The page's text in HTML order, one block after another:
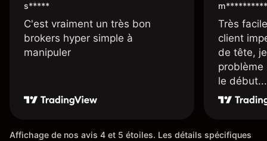
s*****
C'est vraiment un très bon
brokers hyper simple à
manipuler
m**********
Très
client
de tête,
problème
le début...
Affichage de nos avis 4 et 5 étoiles. Les détails spécifiques